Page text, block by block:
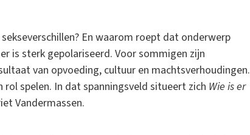
En waarom roept dat onderwerp
is sterk gepolariseerd. Voor sommigen zijn
van opvoeding, cultuur en machtsverhoudingen.
spelen. In dat spanningsveld situeert zich Wie is er
Vandermassen.